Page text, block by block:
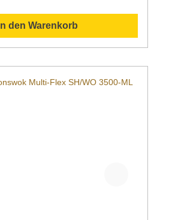
In den Warenkorb